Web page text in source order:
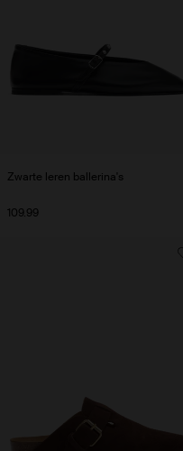
Zwarte leren ballerina's
109.99